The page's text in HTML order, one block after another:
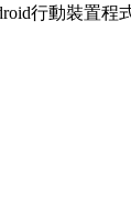
行動裝置程